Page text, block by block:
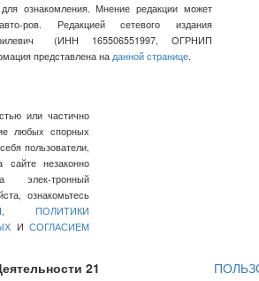
ознакомления. Мнение редакции может
ров. Редакцией сетевого издания
(ИНН 165506551997, ОГРНИП
представлена наданной странице.
или частично
любых спорных
пользователи,
незаконно
тронный
ознакомьтесь
, ПОЛИТИКИ
И СОГЛАСИЕМ
21